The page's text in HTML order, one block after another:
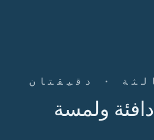
· دقيقتان
ولمسة